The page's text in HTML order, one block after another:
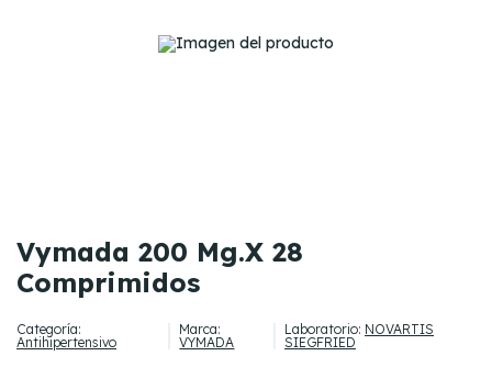
Vymada 200 Mg.X 28
Comprimidos
Categoría:
Antihipertensivo
Marca:
VYMADA
Laboratorio: NOVARTIS
SIEGFRIED